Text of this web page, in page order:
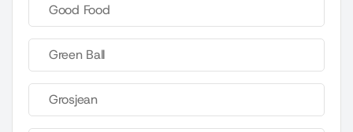
Good Food
Green Ball
Grosjean